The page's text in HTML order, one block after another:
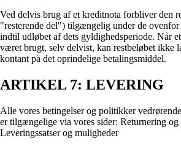
Ved delvis brug af et kreditnota forbliver den
"resterende del") tilgængelig under de
indtil udløbet af dets gyldighedsperiode. Når
været brugt, selv delvist, kan restbeløbet ikke
kontant på det oprindelige betalingsmiddel.
ARTIKEL 7: LEVERING
Alle vores betingelser og politikker
er tilgængelige via vores sider: Returnering
Leveringssatser og muligheder